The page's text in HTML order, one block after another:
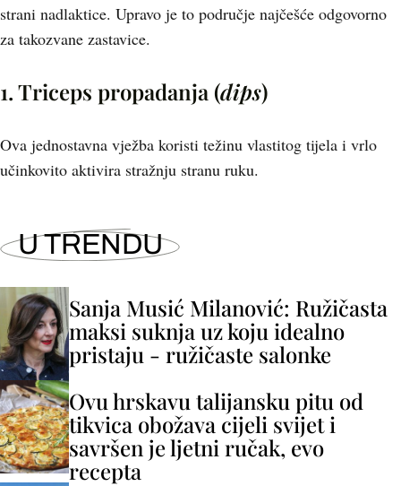
strani nadlaktice. Upravo je to područje najčešće odgovorno
za takozvane zastavice.
1. Triceps propadanja (dips)
Ova jednostavna vježba koristi težinu vlastitog tijela i vrlo
učinkovito aktivira stražnju stranu ruku.
U TRENDU
Sanja Musić Milanović: Ružičasta
maksi suknja uz koju idealno
pristaju - ružičaste salonke
Ovu hrskavu talijansku pitu od
tikvica obožava cijeli svijet i
savršen je ljetni ručak, evo
recepta